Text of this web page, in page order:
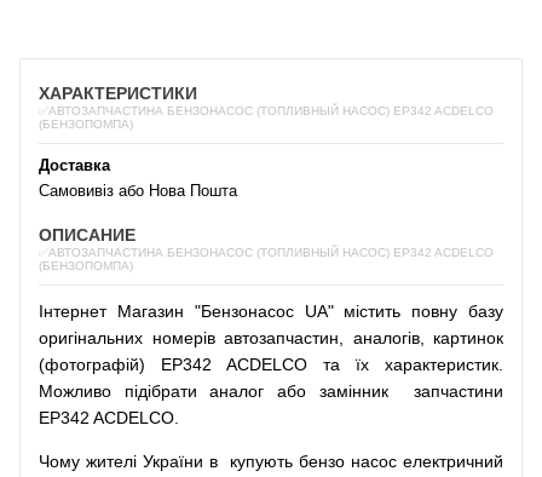
ХАРАКТЕРИСТИКИ
✅АВТОЗАПЧАСТИНА БЕНЗОНАСОС (ТОПЛИВНЫЙ НАСОС) EP342 ACDELCO
(БЕНЗОПОМПА)
Доставка
Самовивіз або Нова Пошта
ОПИСАНИЕ
✅АВТОЗАПЧАСТИНА БЕНЗОНАСОС (ТОПЛИВНЫЙ НАСОС) EP342 ACDELCO
(БЕНЗОПОМПА)
Інтернет Магазин "Бензонасос UA" містить повну базу
оригінальних номерів автозапчастин аналогів,
картинок
(фотографій) EP342 ACDELCO та їх характеристик.
Можливо
підібрати аналог або замінникзапчастини
EP342 ACDELCO.
Чому жителі України в купують бензо насос електричний